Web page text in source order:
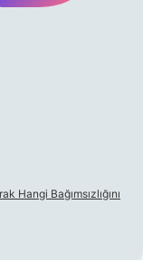
Hangi Bağımsızlığını